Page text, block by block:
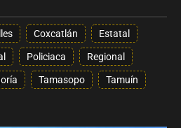
Coxcatlán Estatal
Policiaca Regional
Tamasopo Tamuín